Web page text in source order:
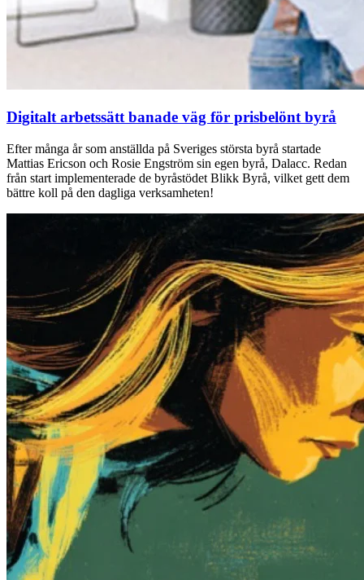
Digitalt arbetssätt banade väg för prisbelönt byrå
Efter många år som anställda på Sveriges största byrå startade
Mattias Ericson och Rosie Engström sin egen byrå, Dalacc. Redan
från start implementerade de byråstödet Blikk Byrå, vilket gett dem
bättre koll på den dagliga verksamheten!